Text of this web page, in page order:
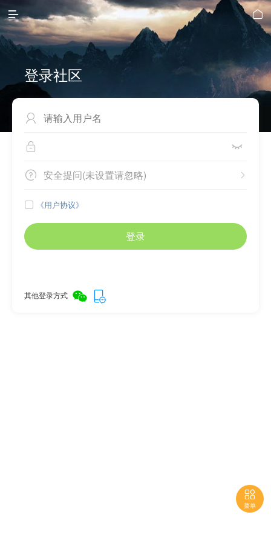
 
登录社区

 
 
安全提问(未设置请忽略)
 《用户协议》
登录
其他登录方式

菜单